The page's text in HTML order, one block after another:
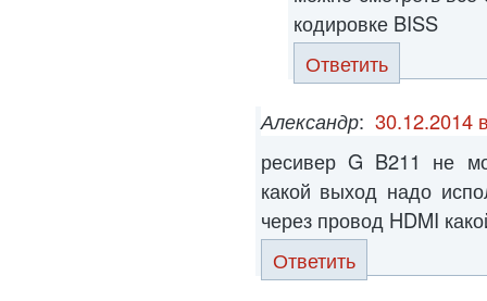
кодировке BISS
Ответить
Александр: 30.12.2014
ресивер G B211 не
какой выход надо
через провод HDMI
Ответить